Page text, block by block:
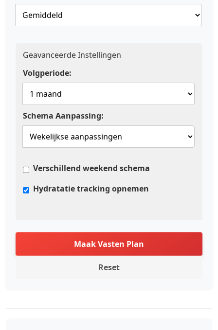
Geavanceerde Instellingen
Volgperiode:
Schema Aanpassing:
Verschillend weekend schema
Hydratatie tracking opnemen
Maak Vasten Plan
Reset